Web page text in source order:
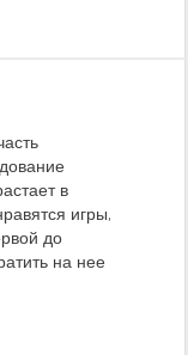
в
игры,
до
на нее